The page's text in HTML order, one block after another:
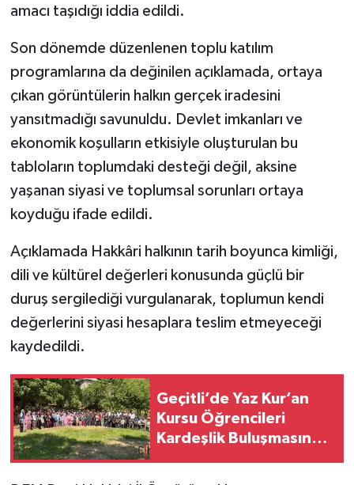
amacı taşıdığı iddia edildi.
Son dönemde düzenlenen toplu katılım
programlarına da değinilen açıklamada, ortaya
çıkan görüntülerin halkın gerçek iradesini
yansıtmadığı savunuldu. Devlet imkanları ve
ekonomik koşulların etkisiyle oluşturulan bu
tabloların toplumdaki desteği değil, aksine
yaşanan siyasi ve toplumsal sorunları ortaya
koyduğu ifade edildi.
Açıklamada Hakkâri halkının tarih boyunca kimliği,
dili ve kültürel değerleri konusunda güçlü bir
duruş sergilediği vurgulanarak, toplumun kendi
değerlerini siyasi hesaplara teslim etmeyeceği
kaydedildi.
Geçitli’de Yaz Kur’an
Kursu Öğrencileri
Kardeşlik Buluşmasında